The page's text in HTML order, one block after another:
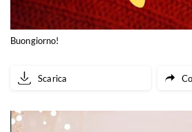
Buongiorno!
Scarica